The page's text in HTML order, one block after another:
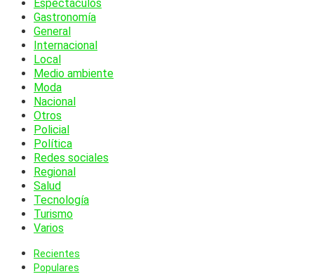
Espectáculos
Gastronomía
General
Internacional
Local
Medio ambiente
Moda
Nacional
Otros
Policial
Política
Redes sociales
Regional
Salud
Tecnología
Turismo
Varios
Recientes
Populares